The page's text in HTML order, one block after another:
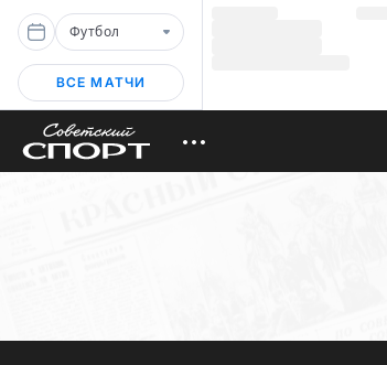
Футбол
ВСЕ МАТЧИ